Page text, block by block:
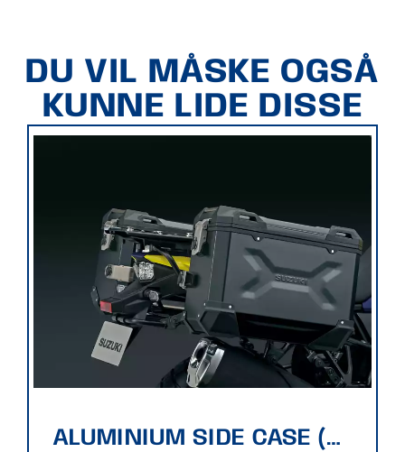
DU VIL MÅSKE OGSÅ
KUNNE LIDE DISSE
ALUMINIUM SIDE CASE (BLACK)